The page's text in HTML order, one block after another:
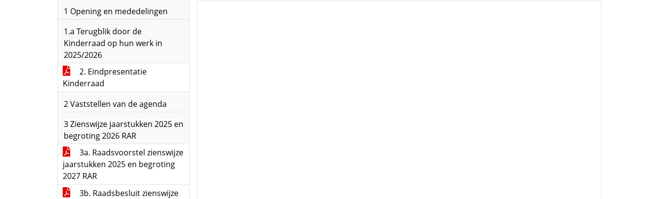
1 Opening en mededelingen
1.a Terugblik door de
Kinderraad op hun werk in
2025/2026
2. Eindpresentatie
Kinderraad
2 Vaststellen van de agenda
3 Zienswijze jaarstukken 2025 en
begroting 2026 RAR
3a. Raadsvoorstel zienswijze
jaarstukken 2025 en begroting
2027 RAR
3b. Raadsbesluit zienswijze